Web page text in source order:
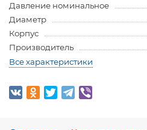
Давление номинальное
Диаметр
Корпус
Производитель
Все характеристики